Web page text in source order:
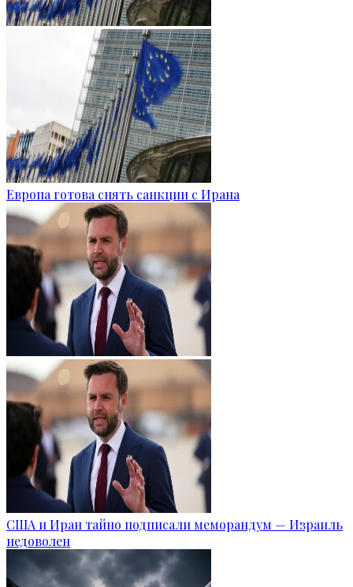
Европа готова снять санкции с Ирана
США и Иран тайно подписали меморандум — Израиль
недоволен